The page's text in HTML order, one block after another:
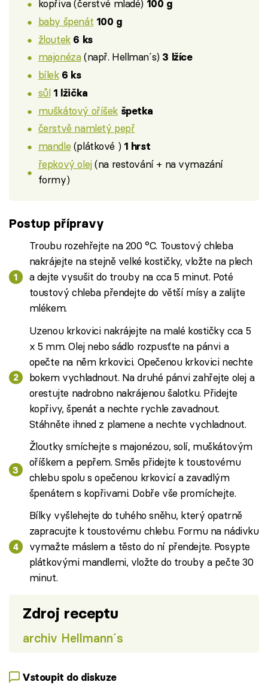
kopřiva (čerstvé mladé) 100 g
baby špenát 100 g
žloutek 6 ks
majonéza(např. Hellman´s) 3 lžíce
bílek 6 ks
sůl 1 lžička
muškátový oříšek špetka
čerstvě namletý pepř
mandle (plátkové ) 1 hrst
řepkový olej(na restování + na vymazání
formy)
Postup přípravy
Troubu rozehřejte na 200 °C. Toustový chleba
nakrájejte na stejně velké kostičky, vložte na plech
a dejte vysušit do trouby na cca 5 minut. Poté
toustový chleba přendejte do větší mísy a zalijte
mlékem.
Uzenou krkovici nakrájejte na malé kostičky cca 5
x 5 mm. Olej nebo sádlo rozpusťte na pánvi a
opečte na něm krkovici. Opečenou krkovici nechte
bokem vychladnout. Na druhé pánvi zahřejte olej a
orestujte nadrobno nakrájenou šalotku. Přidejte
kopřivy, špenát a nechte rychle zavadnout.
Stáhněte ihned z plamene a nechte vychladnout.
Žloutky smíchejte s majonézou, solí, muškátovým
oříškem a pepřem. Směs přidejte k toustovému
chlebu spolu s opečenou krkovicí a zavadlým
špenátem s kopřivami. Dobře vše promíchejte.
Bílky vyšlehejte do tuhého sněhu, který opatrně
zapracujte k toustovému chlebu. Formu na nádivku
vymažte máslem a těsto do ní přendejte. Posypte
plátkovými mandlemi, vložte do trouby a pečte 30
minut.
Zdroj receptu
archiv Hellmann´s
Vstoupit do diskuze